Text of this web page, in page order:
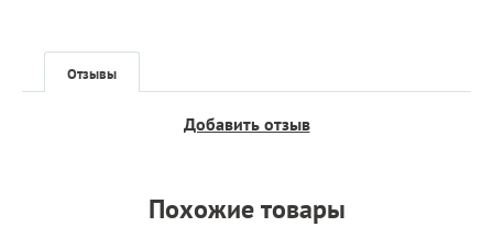
Отзывы
Добавить отзыв
Похожие товары